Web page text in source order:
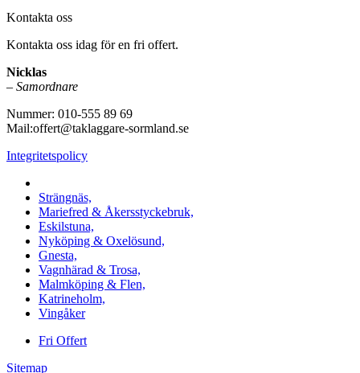
Kontakta oss
Kontakta oss idag för en fri offert.
Nicklas
– Samordnare
Nummer: 010-555 89 69
Mail:offert@taklaggare-sormland.se
Integritetspolicy
Strängnäs,
Mariefred & Åkersstyckebruk,
Eskilstuna,
Nyköping & Oxelösund,
Gnesta,
Vagnhärad & Trosa,
Malmköping & Flen,
Katrineholm,
Vingåker
Fri Offert
Sitemap